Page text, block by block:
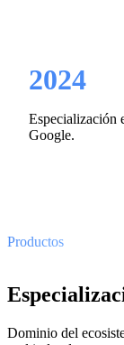
2024
Especialización
Google.
Productos
Dominio del